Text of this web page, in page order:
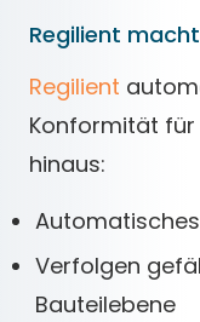
Regilient
Regilient
Konformität für
hinaus:
Verfolgen
Bauteilebene